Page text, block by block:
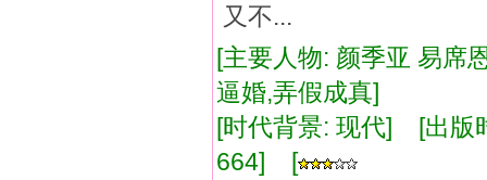
又不...
[主要人物: 颜季亚 易
逼婚,弄假成真]
[时代背景: 现代] [出
664] [